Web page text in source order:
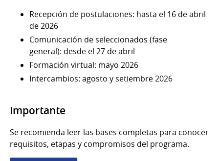
Recepción de postulaciones: hasta el 16 de abril
de 2026
Comunicación de seleccionados (fase
general): desde el 27 de abril
Formación virtual: mayo 2026
Intercambios: agosto y setiembre 2026
Importante
Se recomienda leer las bases completas para conocer
requisitos, etapas y compromisos del programa.